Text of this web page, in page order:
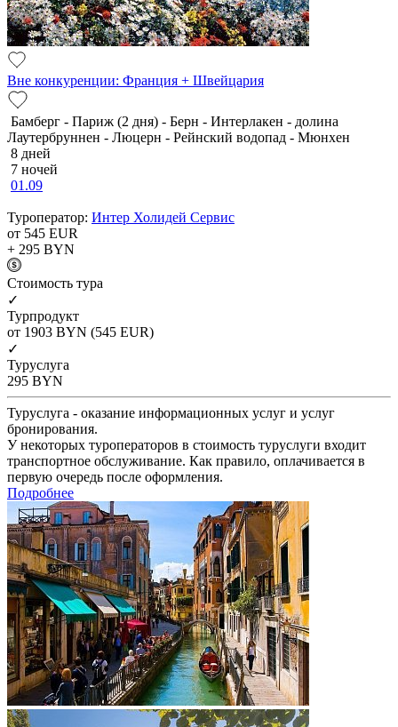
Вне конкуренции: Франция + Швейцария
Бамберг - Париж (2 дня) - Берн - Интерлакен - долина
Лаутербруннен - Люцерн - Рейнский водопад - Мюнхен
8 дней
7 ночей
01.09
Туроператор: Интер Холидей Сервис
от 545 EUR
+ 295 BYN
Cтоимость тура
✓
Турпродукт
от 1903 BYN (545 EUR)
✓
Туруслуга
295 BYN
Туруслуга - оказание информационных услуг и услуг
бронирования.
У некоторых туроператоров в стоимость туруслуги входит
транспортное обслуживание. Как правило, оплачивается в
первую очередь после оформления.
Подробнее